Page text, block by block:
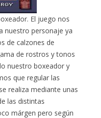
El juego nos
nuestro personaje ya
de calzones de
de rostros y tonos
nuestro boxeador y
que regular las
realiza mediante unas
las distintas
márgen pero según